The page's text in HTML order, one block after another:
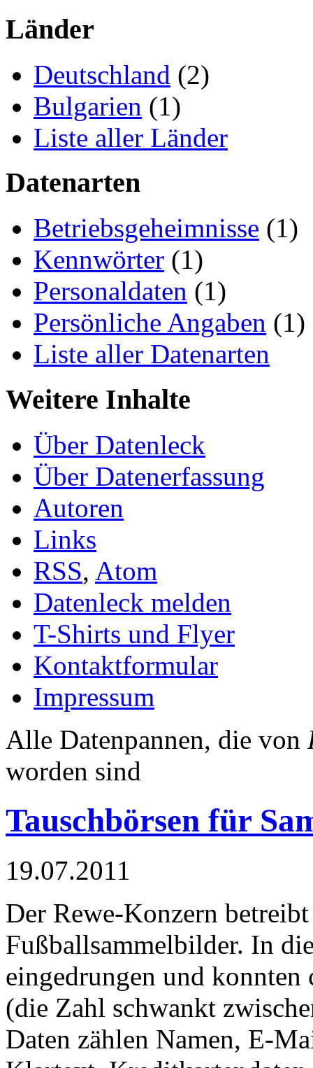
Länder
Deutschland (2)
Bulgarien (1)
Liste aller Länder
Datenarten
Betriebsgeheimnisse (1)
Kennwörter (1)
Personaldaten (1)
Persönliche Angaben (1)
Liste aller Datenarten
Weitere Inhalte
Über Datenleck
Über Datenerfassung
Autoren
Links
RSS, Atom
Datenleck melden
T-Shirts und Flyer
Kontaktformular
Impressum
Alle Datenpannen, die von
worden sind
Tauschbörsen für
19.07.2011
Der Rewe-Konzern
Fußballsammelbilder. In
eingedrungen und konnten
(die Zahl schwankt
Daten zählen Namen, E-